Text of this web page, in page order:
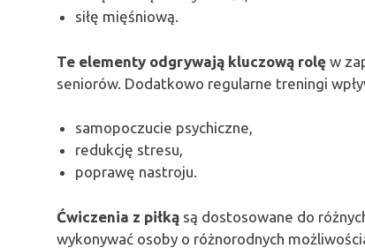
siłę mięśniową.
Te elementy odgrywają kluczową rolę w
seniorów. Dodatkowo regularne treningi
samopoczucie psychiczne,
redukcję stresu,
poprawę nastroju.
Ćwiczenia z piłką są dostosowane do
wykonywać osoby o różnorodnych